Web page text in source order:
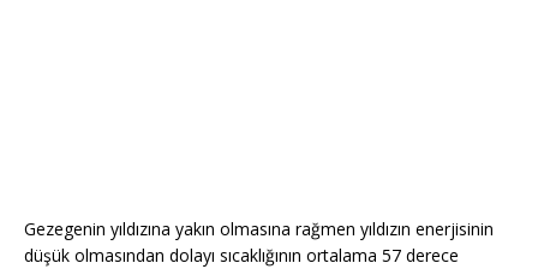
Gezegenin yıldızına yakın olmasına rağmen yıldızın enerjisinin
düşük olmasından dolayı sıcaklığının ortalama 57 derece